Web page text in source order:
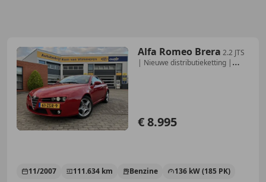
Alfa Romeo Brera 2.2 JTS
| Nieuwe distributieketting |
€ 8.995
11/2007 111.634 km Benzine 136 kW (185 PK)